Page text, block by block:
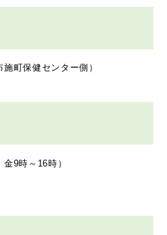
町保健センター側）
9時～16時）